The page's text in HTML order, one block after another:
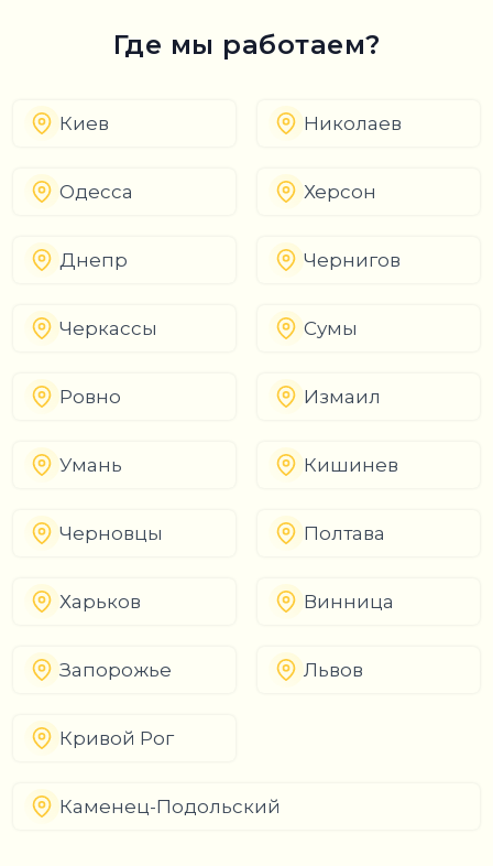
Где мы работаем?
Киев Николаев
Одесса Херсон
Днепр Чернигов
Черкассы Сумы
Ровно Измаил
Умань Кишинев
Черновцы Полтава
Харьков Винница
Запорожье Львов
Кривой Рог
Каменец-Подольский